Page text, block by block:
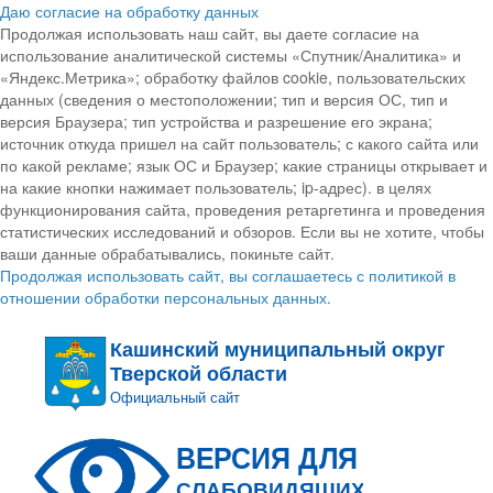
Даю согласие на обработку данных
Продолжая использовать наш сайт, вы даете согласие на
использование аналитической системы «Спутник/Аналитика» и
«Яндекс.Метрика»; обработку файлов cookie, пользовательских
данных (сведения о местоположении; тип и версия ОС, тип и
версия Браузера; тип устройства и разрешение его экрана;
источник откуда пришел на сайт пользователь; с какого сайта или
по какой рекламе; язык ОС и Браузер; какие страницы открывает и
на какие кнопки нажимает пользователь; ip-адрес). в целях
функционирования сайта, проведения ретаргетинга и проведения
статистических исследований и обзоров. Если вы не хотите, чтобы
ваши данные обрабатывались, покиньте сайт.
Продолжая использовать сайт, вы соглашаетесь с политикой в
отношении обработки персональных данных.